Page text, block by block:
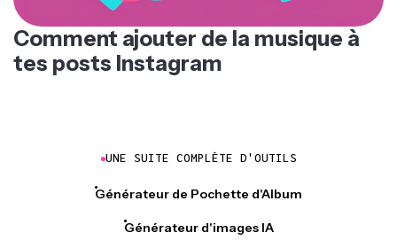
Comment ajouter de la musique à
tes posts Instagram
UNE SUITE COMPLÈTE D'OUTILS
Générateur de Pochette d'Album
Générateur d'images IA